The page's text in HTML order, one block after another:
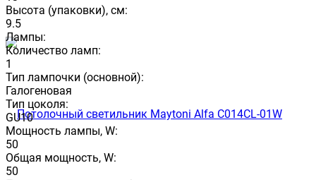
Высота (упаковки), см:
9.5
Лампы:
Количество ламп:
1
Тип лампочки (основной):
Галогеновая
Тип цоколя:
GU10
Мощность лампы, W:
50
Общая мощность, W:
50